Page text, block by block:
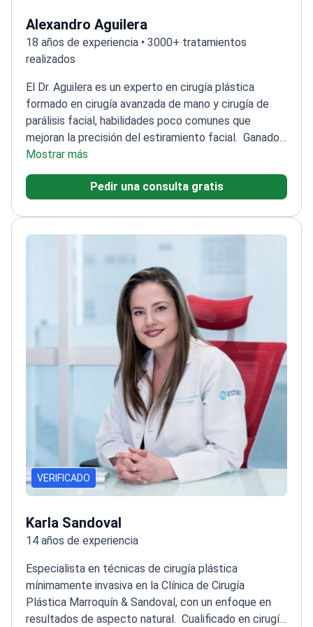
Alexandro Aguilera
18 años de experiencia • 3000+ tratamientos
realizados
El Dr. Aguilera es un experto en cirugía plástica
formado en cirugía avanzada de mano y cirugía de
parálisis facial, habilidades poco comunes que
mejoran la precisión del estiramiento facial. Ganador
de múltiples premios internacionales en cirugía
reconstructivaFormación especializada en los
mejores hospitales de México, incluido el Hospital
que enseña técnicas de microcirugía5 años como
médico tratante en el Instituto Nacional de Pediatría
Mostrar más
Pedir una consulta gratis
VERIFICADO
Karla Sandoval
14 años de experiencia
Especialista en técnicas de cirugía plástica
mínimamente invasiva en la Clínica de Cirugía
Plástica Marroquín & Sandoval, con un enfoque en
resultados de aspecto natural. Cualificado en cirugía